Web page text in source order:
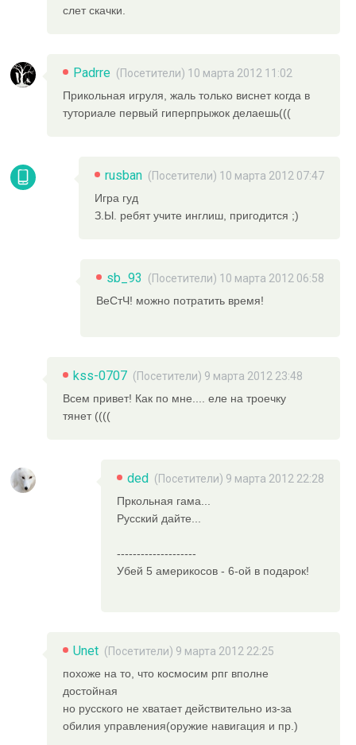
слет скачки.
Padrre (Посетители) 10 марта 2012 11:02
Прикольная игруля, жаль только виснет когда в
туториале первый гиперпрыжок делаешь(((
rusban (Посетители) 10 марта 2012 07:47
Игра гуд
З.Ы. ребят учите инглиш, пригодится ;)
sb_93
(Посетители) 10 марта 2012 06:58
ВеСтЧ! можно потратить время!
kss-0707 (Посетители) 9 марта 2012 23:48
Всем привет! Как по мне.... еле на троечку
тянет ((((
ded (Посетители) 9 марта 2012 22:28
Пркольная гама...
Русский дайте...
--------------------
Убей 5 америкосов - 6-ой в подарок!
Unet (Посетители) 9 марта 2012 22:25
похоже на то, что космосим рпг вполне
достойная
но русского не хватает действительно из-за
обилия управления(оружие навигация и пр.)